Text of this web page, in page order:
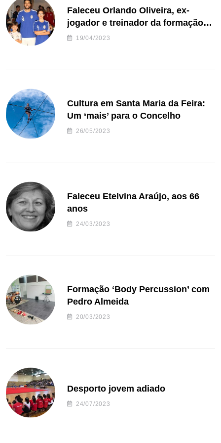
Faleceu Orlando Oliveira, ex-
jogador e treinador da formação
de andebol do Feirense
19/04/2023
Cultura em Santa Maria da Feira:
Um ‘mais’ para o Concelho
26/05/2023
Faleceu Etelvina Araújo, aos 66
anos
24/03/2023
Formação ‘Body Percussion’ com
Pedro Almeida
20/03/2023
Desporto jovem adiado
24/07/2023